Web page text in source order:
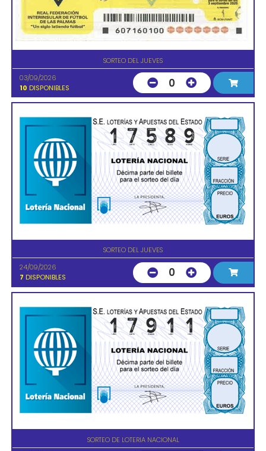
SORTEO DEL JUEVES
03/09/2026
10 DISPONIBLES 0
SORTEO DEL JUEVES
24/09/2026
7 DISPONIBLES 0
SORTEO DE LOTERIA NACIONAL